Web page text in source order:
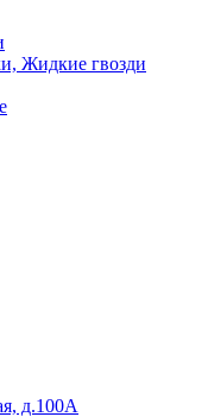
Жидкие гвозди
д.100А